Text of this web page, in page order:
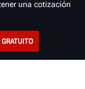
una cotización